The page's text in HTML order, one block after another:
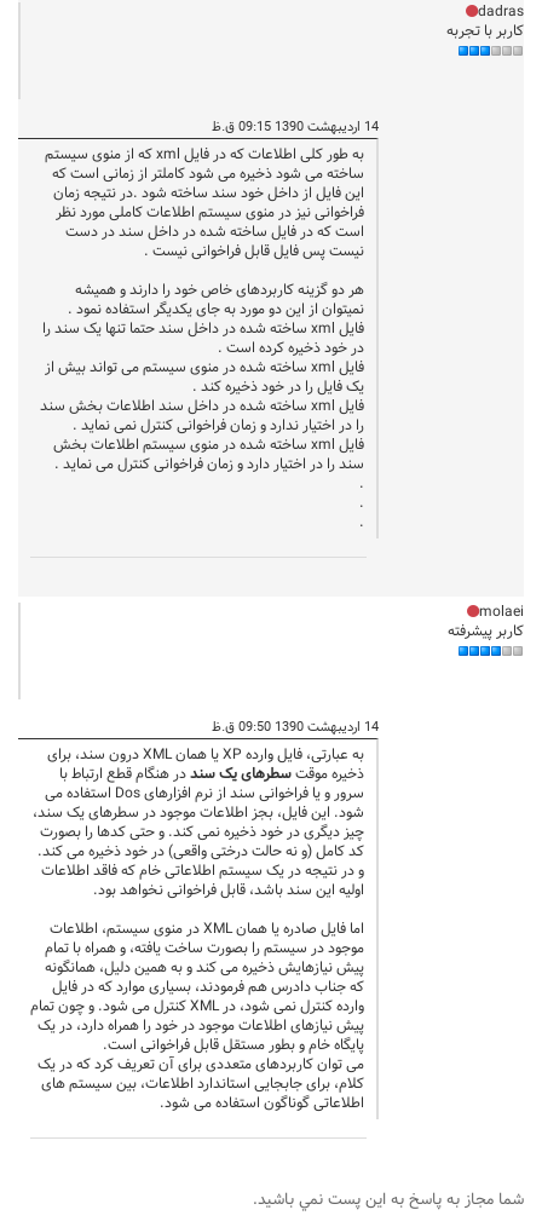
dadras
کاربر با تجربه
14 اردیبهشت 1390 09:15 ق.ظ
به طور کلی اطلاعات که در فایل xml که از منوی سیستم
ساخته می شود ذخیره می شود کاملتر از زمانی است که
این فایل از داخل خود سند ساخته شود .در نتیجه زمان
فراخوانی نیز در منوی سیستم اطلاعات کاملی مورد نظر
است که در فایل ساخته شده در داخل سند در دست
نیست پس فایل قابل فراخوانی نیست .
هر دو گزینه کاربردهای خاص خود را دارند و همیشه
نمیتوان از این دو مورد به جای یکدیگر استفاده نمود .
فایل xml ساخته شده در داخل سند حتما تنها یک سند را
در خود ذخیره کرده است .
فایل xml ساخته شده در منوی سیستم می تواند بیش از
یک فایل را در خود ذخیره کند .
فایل xml ساخته شده در داخل سند اطلاعات بخش سند
را در اختیار ندارد و زمان فراخوانی کنترل نمی نماید .
فایل xml ساخته شده در منوی سیستم اطلاعات بخش
سند را در اختیار دارد و زمان فراخوانی کنترل می نماید .
.
.
.
molaei
کاربر پیشرفته
14 اردیبهشت 1390 09:50 ق.ظ
به عبارتی، فایل وارده XP یا همان XML درون سند، برای
ذخیره موقتسطرهای یک سنددر هنگام قطع ارتباط با
سرور و یا فراخوانی سند از نرم افزارهای Dos استفاده می
شود. این فایل، بجز اطلاعات موجود در سطرهای یک سند،
چیز دیگری در خود ذخیره نمی کند. و حتی کدها را بصورت
کد کامل (و نه حالت درختی واقعی) در خود ذخیره می کند.
و در نتیجه در یک سیستم اطلاعاتی خام که فاقد اطلاعات
اولیه این سند باشد، قابل فراخوانی نخواهد بود.
اما فایل صادره یا همان XML در منوی سیستم، اطلاعات
موجود در سیستم را بصورت ساخت یافته، و همراه با تمام
پیش نیازهایش ذخیره می کند و به همین دلیل، همانگونه
که جناب دادرس هم فرمودند، بسیاری موارد که در فایل
وارده کنترل نمی شود، در XML کنترل می شود. و چون تمام
پیش نیازهای اطلاعات موجود در خود را همراه دارد، در یک
پایگاه خام و بطور مستقل قابل فراخوانی است.
می توان کاربردهای متعددی برای آن تعریف کرد که در یک
کلام، برای جابجایی استاندارد اطلاعات، بین سیستم های
اطلاعاتی گوناگون استفاده می شود.
شما مجاز به پاسخ به اين پست نمي باشيد.